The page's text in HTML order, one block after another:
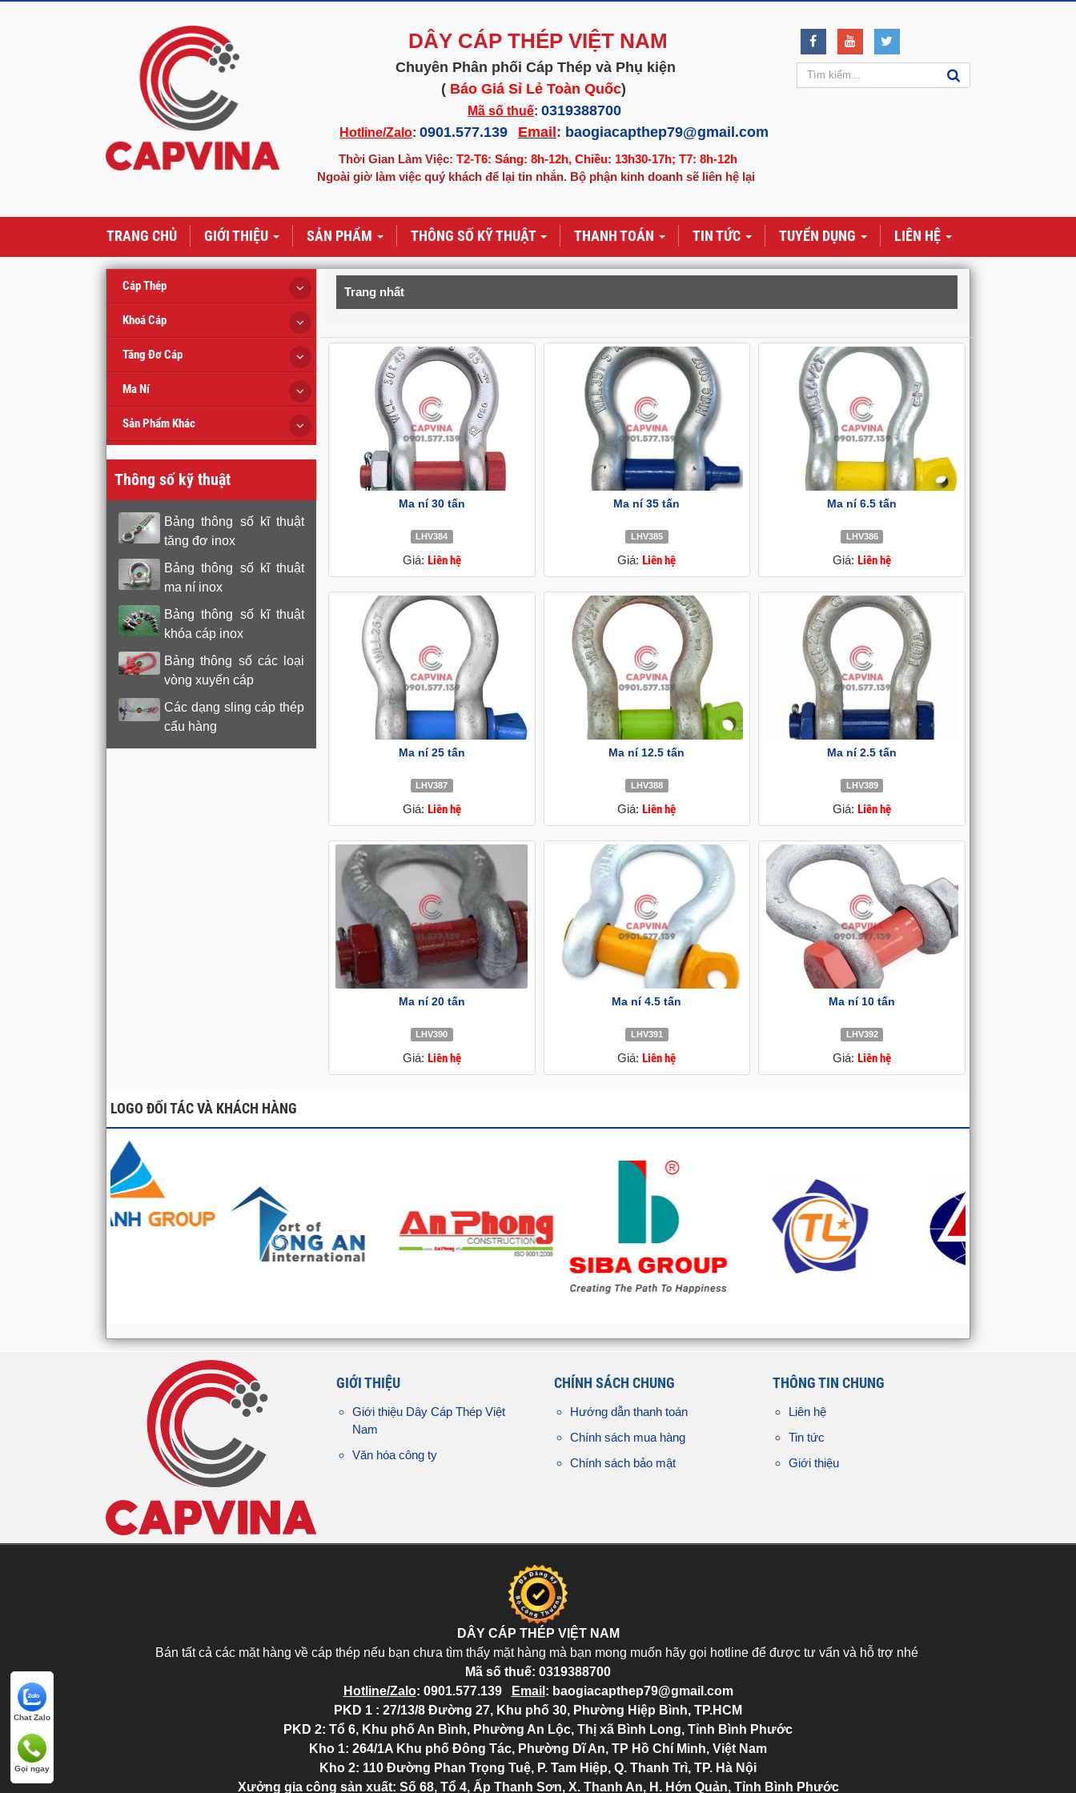
DÂY CÁP THÉP VIỆT NAM
Chuyên Phân phối Cáp Thép và Phụ kiện
( Báo Giá Sỉ Lẻ Toàn Quốc)
Mã số thuế: 0319388700
Hotline/Zalo: 0901.577.139 Email : baogiacapthep79@gmail.com
Thời Gian Làm Việc: T2-T6: Sáng: 8h-12h, Chiều: 13h30-17h; T7: 8h-12h
Ngoài giờ làm việc quý khách để lại tin nhắn. Bộ phận kinh doanh sẽ liên hệ lại
TRANG CHỦ GIỚI THIỆU SẢN PHẨM THÔNG SỐ KỸ THUẬT THANH TOÁN TIN TỨC TUYỂN DỤNG LIÊN HỆ
Trang nhất
Ma ní 30 tấn
LHV384
Giá: Liên hệ
Ma ní 35 tấn
LHV385
Giá:Liên hệ
Ma ní 6.5 tấn
LHV386
Giá:Liên hệ
Ma ní 25 tấn
LHV387
Giá: Liên hệ
Ma ní 12.5 tấn
LHV388
Giá:Liên hệ
Ma ní 2.5 tấn
LHV389
Giá:Liên hệ
Ma ní 20 tấn
LHV390
Giá: Liên hệ
Ma ní 4.5 tấn
LHV391
Giá:Liên hệ
Ma ní 10 tấn
LHV392
Giá:Liên hệ
Cáp Thép
Khoá Cáp
Tăng Đơ Cáp
Ma Ní
Sản Phẩm Khác
Thông số kỹ thuật
Bảng thông số kĩ thuật
tăng đơ inox
Bảng thông số kĩ thuật
ma ní inox
Bảng thông số kĩ thuật
khóa cáp inox
Bảng thông số các loại
vòng xuyến cáp
Các dạng sling cáp thép
cẩu hàng
LOGO ĐỐI TÁC VÀ KHÁCH HÀNG
GIỚI THIỆU
Giới thiệu Dây Cáp Thép Việt
Nam
Văn hóa công ty
CHÍNH SÁCH CHUNG
Hướng dẫn thanh toán
Chính sách mua hàng
Chính sách bảo mật
THÔNG TIN CHUNG
Liên hệ
Tin tức
Giới thiệu
DÂY CÁP THÉP VIỆT NAM
Bán tất cả các mặt hàng về cáp thép nếu bạn chưa tìm thấy mặt hàng mà bạn mong muốn hãy gọi hotline để được tư vấn và hỗ trợ nhé
Mã số thuế: 0319388700
Hotline/Zalo: 0901.577.139 Email : baogiacapthep79@gmail.com
PKD 1 : 27/13/8 Đường 27, Khu phố 30, Phường Hiệp Bình, TP.HCM
PKD 2: Tổ 6, Khu phố An Bình, Phường An Lộc, Thị xã Bình Long, Tỉnh Bình Phước
Kho 1: 264/1A Khu phố Đông Tác, Phường Dĩ An, TP Hồ Chí Minh, Việt Nam
Kho 2: 110 Đường Phan Trọng Tuệ, P. Tam Hiệp, Q. Thanh Trì, TP. Hà Nội
Xưởng gia công sản xuất: Số 68, Tổ 4, Ấp Thanh Sơn, X. Thanh An, H. Hớn Quản, Tỉnh Bình Phước
Chat Zalo
Gọi ngay